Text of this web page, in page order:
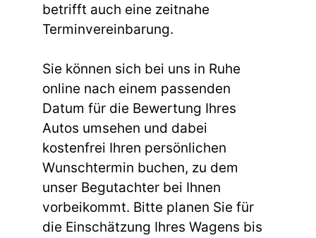
betrifft auch eine zeitnahe
Terminvereinbarung.
Sie können sich bei uns in Ruhe
online nach einem passenden
Datum für die Bewertung Ihres
Autos umsehen und dabei
kostenfrei Ihren persönlichen
Wunschtermin buchen, zu dem
unser Begutachter bei Ihnen
vorbeikommt. Bitte planen Sie für
die Einschätzung Ihres Wagens bis